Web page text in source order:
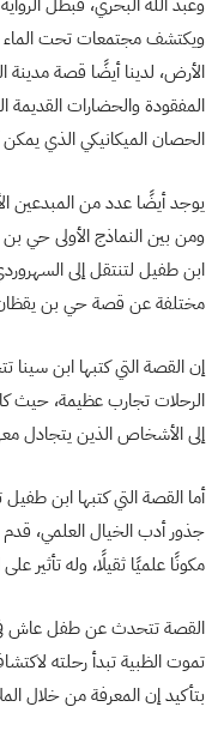
ويكتشف مجتمعات تحت الماء
الأرض، لدينا أيضًا قصة
المفقودة والحضارات
الحصان الميكانيكي الذي يمكن
يوجد أيضًا عدد من المبدعين
ومن بين النماذج الأولى حي
ابن طفيل لتنتقل إلى
مختلفة عن قصة حي بن
إن القصة التي كتبها ابن
الرحلات تجارب عظيمة، حيث
إلى الأشخاص الذين يتجادل
أما القصة التي كتبها ابن
جذور أدب الخيال العلمي، قدم
مكونًا علميًا ثقيلًا، وله تأثير
القصة تتحدث عن طفل عاش في
تموت الظبية تبدأ رحلته
بتأكيد إن المعرفة من خلال